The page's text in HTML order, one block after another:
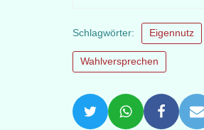
Schlagwörter: Eigennutz
Wahlversprechen